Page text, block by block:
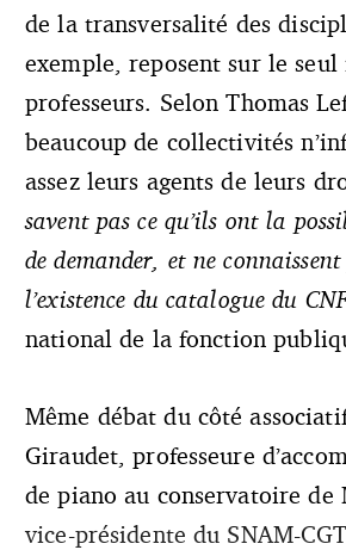
de la transversalité des
exemple, reposent sur le
professeurs. Selon Thomas
beaucoup de collectivités
assez leurs agents de leurs
savent pas ce qu’ils ont la
de demander, et ne
l’existence du catalogue du
national de la fonction
Même débat du côté
Giraudet, professeure
de piano au conservatoire de
vice-présidente du SNAM-